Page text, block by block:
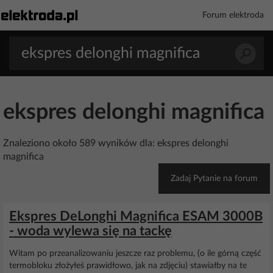
Forum elektroda
ekspres delonghi magnifica
Znaleziono około 589 wyników dla: ekspres delonghi
magnifica
Zadaj Pytanie na forum
Ekspres DeLonghi Magnifica ESAM 3000B
- woda wylewa się na tackę
Witam po przeanalizowaniu jeszcze raz problemu, (o ile górną część
termobloku złożyłeś prawidłowo, jak na zdjęciu) stawiałby na te